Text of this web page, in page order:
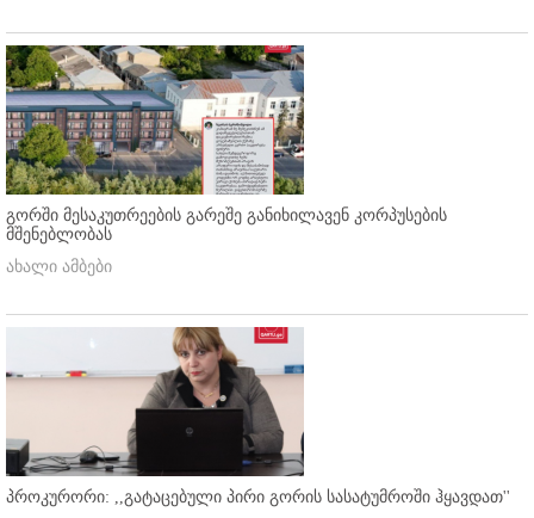
გორში მესაკუთრეების გარეშე განიხილავენ კორპუსების
მშენებლობას
ახალი ამბები
პროკურორი: ,,გატაცებული პირი გორის სასატუმროში ჰყავდათ''